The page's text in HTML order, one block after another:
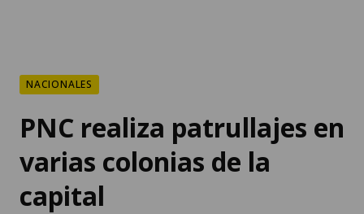
NACIONALES
PNC realiza patrullajes en
varias colonias de la
capital